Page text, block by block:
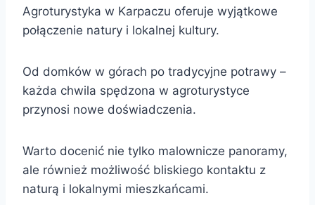
Agroturystyka w Karpaczu oferuje wyjątkowe
połączenie natury i lokalnej kultury.
Od domków w górach po tradycyjne potrawy –
każda chwila spędzona w agroturystyce
przynosi nowe doświadczenia.
Warto docenić nie tylko malownicze panoramy,
ale również możliwość bliskiego kontaktu z
naturą i lokalnymi mieszkańcami.